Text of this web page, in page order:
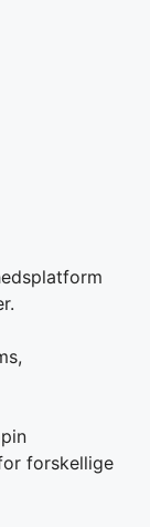
forskellige